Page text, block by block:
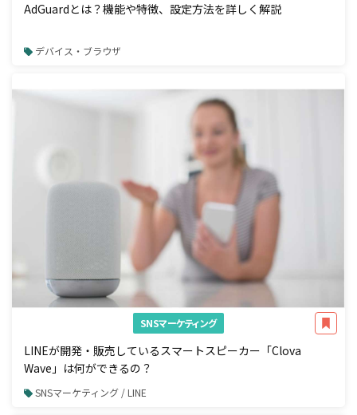
AdGuardとは？機能や特徴、設定方法を詳しく解説
デバイス・ブラウザ
SNSマーケティング
LINEが開発・販売しているスマートスピーカー「Clova
Wave」は何ができるの？
SNSマーケティング / LINE